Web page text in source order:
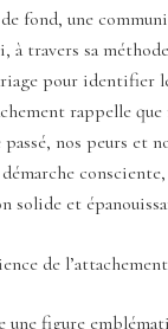
fond, une
à travers sa
pour identifier
rappelle que
nos peurs et
solide et
de l’attachement
une figure